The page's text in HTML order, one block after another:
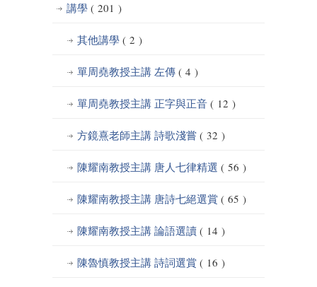
講學 ( 201 )
其他講學 ( 2 )
單周堯教授主講 左傳 ( 4 )
單周堯教授主講 正字與正音 ( 12 )
方鏡熹老師主講 詩歌淺嘗 ( 32 )
陳耀南教授主講 唐人七律精選 ( 56 )
陳耀南教授主講 唐詩七絕選賞 ( 65 )
陳耀南教授主講 論語選讀 ( 14 )
陳魯慎教授主講 詩詞選賞 ( 16 )